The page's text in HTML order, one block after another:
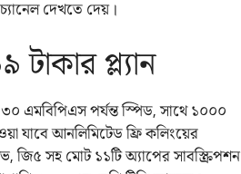
দেখতে দেয়।
প্ল্যান
৩০ এমবিপিএস পর্যন্ত স্পিড, সাথে ১০০০
যাবে আনলিমিটেড ফ্রি কলিংয়ের
জি৫ সহ মোট ১১টি অ্যাপের সাবস্ক্রিপশন